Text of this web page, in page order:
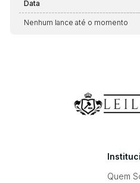
Data
Nenhum lance até o momento
Quem